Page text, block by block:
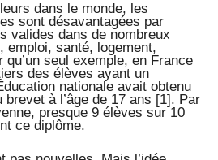
dans le monde, les
sont désavantagées par
valides dans de nombreux
emploi, santé, logement,
seul exemple, en France
des élèves ayant un
nationale avait obtenu
brevet à l’âge de 17 ans [1]. Par
presque 9 élèves sur 10
ce diplôme.